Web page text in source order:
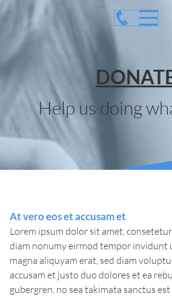
Help us doing
At vero eos et accusam et
Lorem ipsum dolor sit amet,
diam nonumy eirmod tempor invidunt
magna aliquyam erat, sed diam
accusam et justo duo dolores et ea
gubergren, no sea takimata sanctus